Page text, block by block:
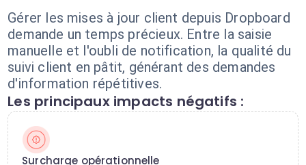
Gérer les mises à jour client depuis Dropboard
demande un temps précieux. Entre la saisie
manuelle et l'oubli de notification, la qualité du
suivi client en pâtit, générant des demandes
d'information répétitives.
Les principaux impacts négatifs :
Surcharge opérationnelle